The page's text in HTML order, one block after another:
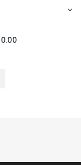
0.00